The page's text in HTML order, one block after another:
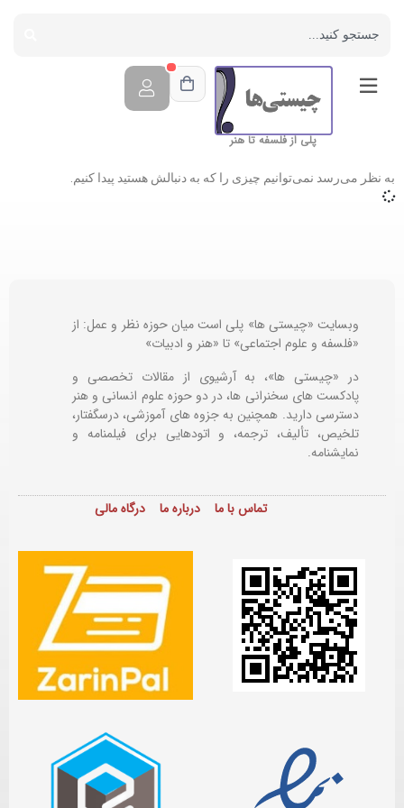
پلی از فلسفه تا هنر
به نظر می‌رسد نمی‌توانیم چیزی را که به دنبالش هستید پیدا کنیم.
وبسایت «چیستی ها» پلی است میان حوزه نظر و عمل: از
«فلسفه و علوم اجتماعی» تا «هنر و ادبیات»
در «چیستی ها»، به آرشیوی از مقالات تخصصی و
پادکست های سخنرانی ها، در دو حوزه علوم انسانی و هنر
دسترسی دارید. همچنین به جزوه های آموزشی، درسگفتار،
تلخیص، تألیف، ترجمه، و اتودهایی برایفیلمنامه و
نمایشنامه.
تماس با ما درباره ما درگاه مالی